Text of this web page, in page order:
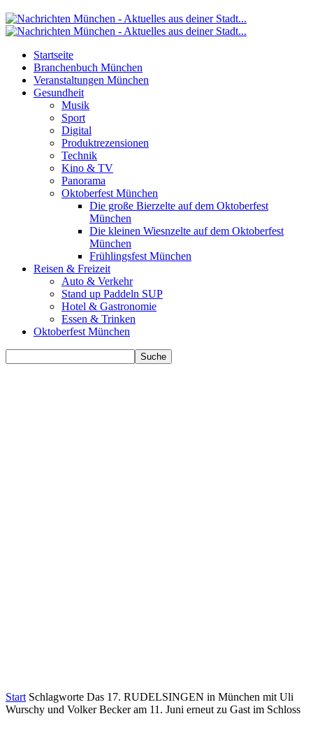
Startseite
Branchenbuch München
Veranstaltungen München
Gesundheit
Musik
Sport
Digital
Produktrezensionen
Technik
Kino & TV
Panorama
Oktoberfest München
Die große Bierzelte auf dem Oktoberfest
München
Die kleinen Wiesnzelte auf dem Oktoberfest
München
Frühlingsfest München
Reisen & Freizeit
Auto & Verkehr
Stand up Paddeln SUP
Hotel & Gastronomie
Essen & Trinken
Oktoberfest München
Start Schlagworte Das 17. RUDELSINGEN in München mit Uli
Wurschy und Volker Becker am 11. Juni erneut zu Gast im Schloss